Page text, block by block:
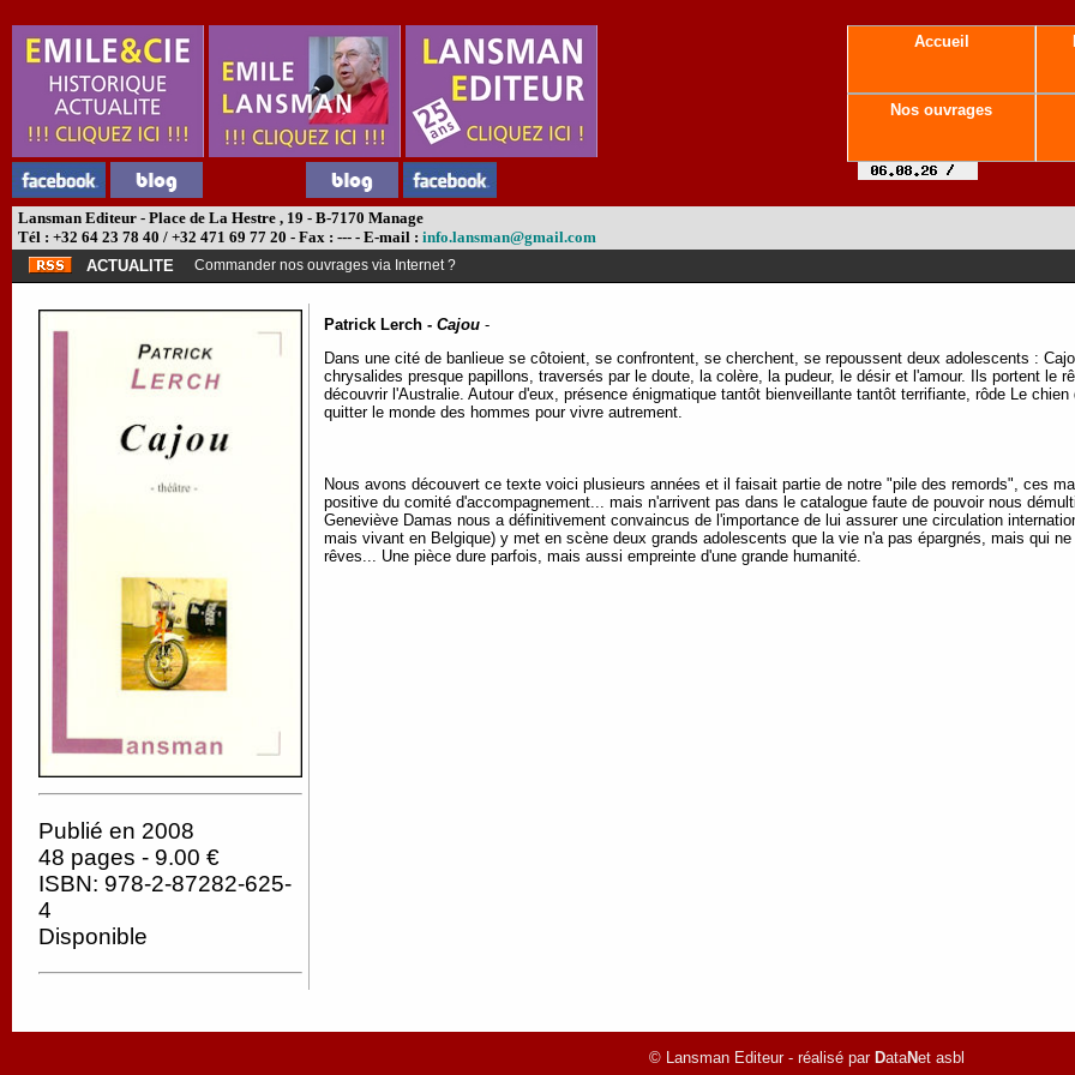
Accueil
Nos ouvrages
Lansman Editeur - Place de La Hestre , 19 - B-7170 Manage
Tél : +32 64 23 78 40 / +32 471 69 77 20 - Fax : --- - E-mail : info.lansman@gmail.com
ACTUALITE Commander nos ouvrages via Internet ?
Publié en 2008
48 pages - 9.00 €
ISBN: 978-2-87282-625-
4
Disponible
Patrick Lerch - Cajou -
Dans une cité de banlieue se côtoient, se confrontent, se cherchent, se repoussent deux adolescents :
chrysalides presque papillons, traversés par le doute, la colère, la pudeur, le désir et l'amour. Ils portent le
découvrir l'Australie. Autour d'eux, présence énigmatique tantôt bienveillante tantôt terrifiante, rôde Le
quitter le monde des hommes pour vivre autrement.
Nous avons découvert ce texte voici plusieurs années et il faisait partie de notre "pile des remords", ces
positive du comité d'accompagnement... mais n'arrivent pas dans le catalogue faute de pouvoir nous
Geneviève Damas nous a définitivement convaincus de l'importance de lui assurer une circulation
mais vivant en Belgique) y met en scène deux grands adolescents que la vie n'a pas épargnés, mais qui
rêves... Une pièce dure parfois, mais aussi empreinte d'une grande humanité.
© Lansman Editeur - réalisé par DataNet asbl